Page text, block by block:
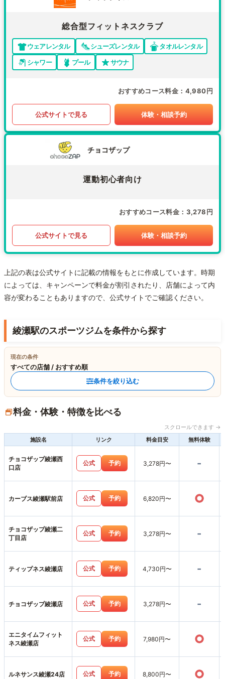
総合型フィットネスクラブ
ウェアレンタル シューズレンタル
タオルレンタル
シャワー
プール サウナ
おすすめコース料金 4,980円
公式サイトで見る 体験・相談予約
チョコザップ
運動初心者向け
おすすめコース料金 3,278円
公式サイトで見る 体験・相談予約
上記の表は公式サイトに記載の情報をもとに作成しています。時期
によっては、キャンペーンで料金が割引されたり、店舗によって内
容が変わることもありますので、公式サイトでご確認ください。
綾瀬駅のスポーツジムを条件から探す
現在の条件
すべての店舗 / おすすめ順
条件を絞り込む
料金・体験・特徴を比べる
スクロールできます →
施設名
リンク 料金目安 無料体験
チョコザップ綾瀬西
口店
公式 予約 3,278円〜 -
カーブス綾瀬駅前店 公式 予約 6,820円〜 ○
チョコザップ綾瀬二
丁目店
公式 予約 3,278円〜 -
ティップネス綾瀬店 公式 予約 4,730円〜 -
チョコザップ綾瀬店 公式 予約 3,278円〜 -
エニタイムフィット
ネス綾瀬店
公式 予約 7,980円〜 ○
ルネサンス綾瀬24店 公式 予約 8,800円〜 ○